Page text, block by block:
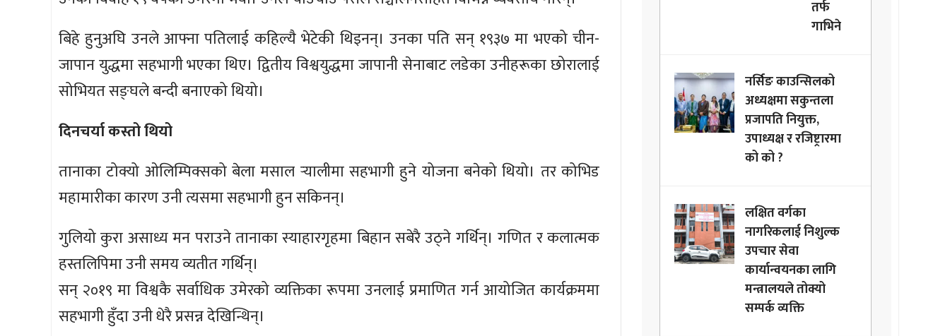
बिहे हुनुअघि उनले आफ्ना पतिलाई कहिल्यै भेटेकी थिइनन्। उनका पति सन् १९३७ मा भएको चीन-
जापान युद्धमा सहभागी भएका थिए। द्वितीय विश्वयुद्धमा जापानी सेनाबाट लडेका उनीहरूका छोरालाई
सोभियत सङ्घले बन्दी बनाएको थियो।
दिनचर्या कस्तो थियो
तानाका टोक्यो ओलिम्पिक्सको बेला मसाल र्‍यालीमा सहभागी हुने योजना बनेको थियो। तर कोभिड
महामारीका कारण उनी त्यसमा सहभागी हुन सकिनन्।
गुलियो कुरा असाध्य मन पराउने तानाका स्याहारगृहमा बिहान सबेरै उठ्ने गर्थिन्। गणित र कलात्मक
हस्तलिपिमा उनी समय व्यतीत गर्थिन्।
सन् २०१९ मा विश्वकै सर्वाधिक उमेरको व्यक्तिका रूपमा उनलाई प्रमाणित गर्न आयोजित कार्यक्रममा
सहभागी हुँदा उनी धेरै प्रसन्न देखिन्थिन्।
तर्फ
गाभिने
नर्सिङ काउन्सिलको
अध्यक्षमा सकुन्तला
प्रजापति नियुक्त,
उपाध्यक्ष र रजिष्ट्रारमा
को को ?
लक्षित वर्गका
नागरिकलाई निशुल्क
उपचार सेवा
कार्यान्वयनका लागि
मन्त्रालयले तोक्यो
सम्पर्क व्यक्ति